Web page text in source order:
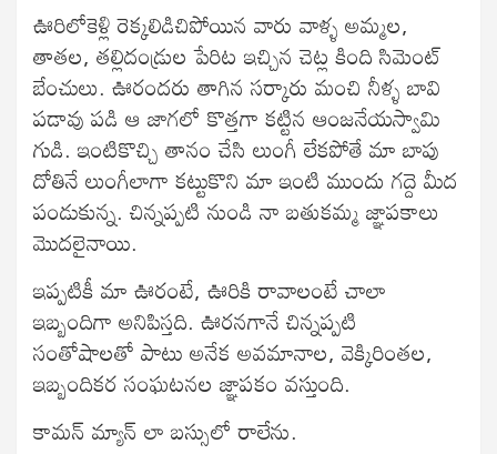
ఊరిలోకెళ్లి రెక్కలిడిచిపోయిన వారు వాళ్ళ అమ్మల,
తాతల, తల్లిదండ్రుల పేరిట ఇచ్చిన చెట్ల కింది సిమెంట్
బేంచులు. ఊరందరు తాగిన సర్కారు మంచి నీళ్ళ బావి
పడావు పడి ఆ జాగలో కొత్తగా కట్టిన ఆంజనేయస్వామి
గుడి. ఇంటికొచ్చి తానం చేసి లుంగీ లేకపోతే మా బాపు
దోతినే లుంగీలాగా కట్టుకొని మా ఇంటి ముందు గద్దె మీద
పండుకున్న. చిన్నప్పటి నుండి నా బతుకమ్మ జ్ఞాపకాలు
మొదలైనాయి.
ఇప్పటికీ మా ఊరంటే, ఊరికి రావాలంటే చాలా
ఇబ్బందిగా అనిపిస్తది. ఊరనగానే చిన్నప్పటి
సంతోషాలతో పాటు అనేక అవమానాల, వెక్కిరింతల,
ఇబ్బందికర సంఘటనల జ్ఞాపకం వస్తుంది.
కామన్ మ్యాన్ లా బస్సులో రాలేను.